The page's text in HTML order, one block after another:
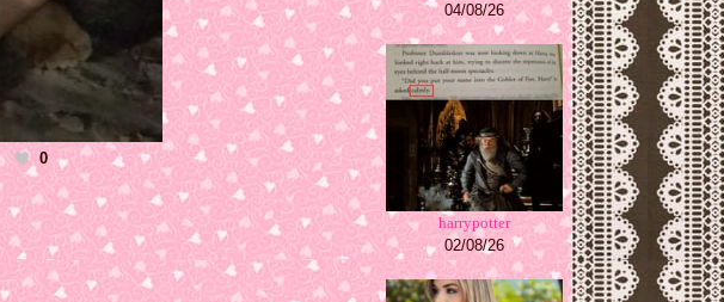
0
04/08/26
harrypotter
02/08/26